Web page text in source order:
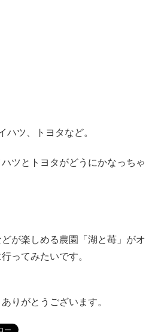
ハツ、トヨタなど。
ツとトヨタがどうにかなっちゃ
が楽しめる農園「湖と苺」がオ
ってみたいです。
りがとうございます。